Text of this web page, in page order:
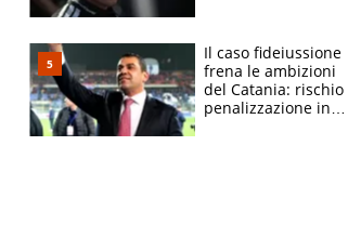
attacco all’Italia
Il caso fideiussione
frena le ambizioni
del Catania: rischio
penalizzazione in